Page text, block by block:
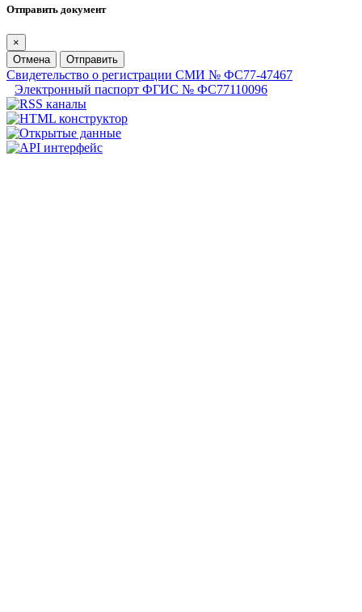
Отправить документ
×
Отмена
Отправить
Свидетельство о регистрации СМИ № ФС77-47467
Электронный паспорт ФГИС № ФС77110096